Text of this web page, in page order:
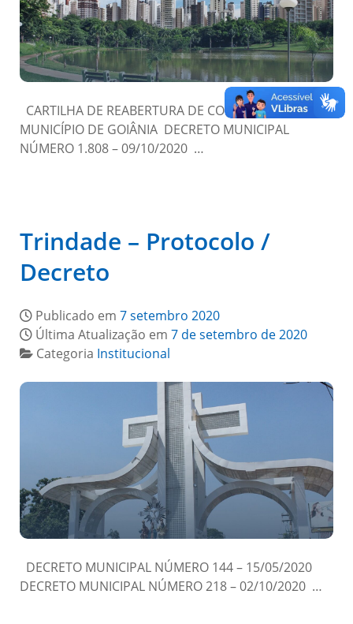
CARTILHA DE REABERTURA DE COMÉRCIO NO
MUNICÍPIO DE GOIÂNIA DECRETO MUNICIPAL
NÚMERO 1.808 – 09/10/2020 …
Trindade – Protocolo /
Decreto
Publicado em 7 setembro 2020
Última Atualização em 7 de setembro de 2020
Categoria Institucional
DECRETO MUNICIPAL NÚMERO 144 – 15/05/2020
DECRETO MUNICIPAL NÚMERO 218 – 02/10/2020 …